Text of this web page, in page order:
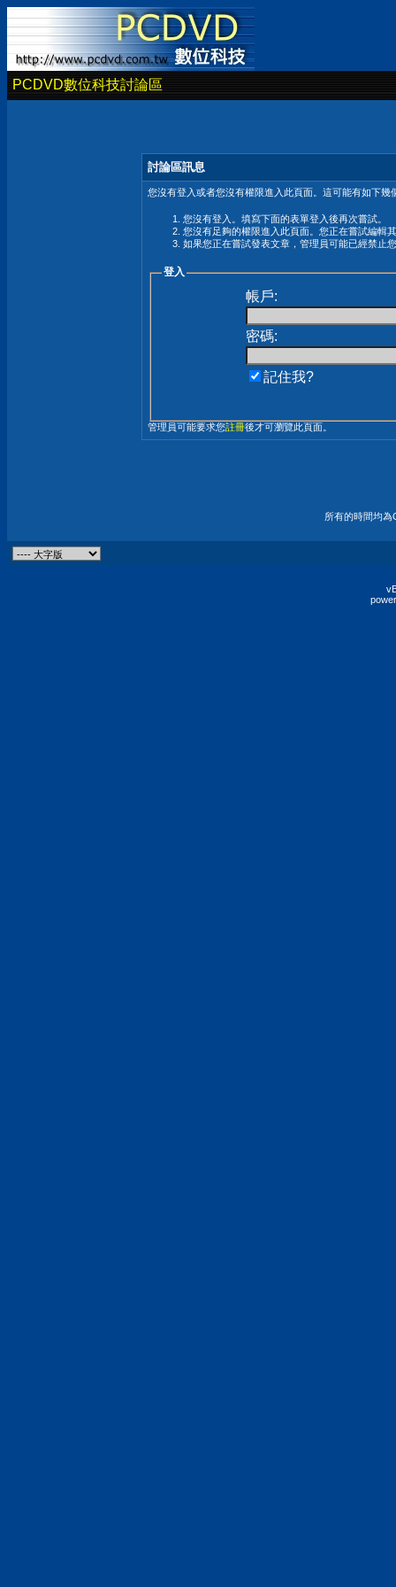
PCDVD數位科技討論區
討論區訊息
您沒有登入或者您沒有權限進入此頁面。這可能有如下幾
您沒有登入。填寫下面的表單登入後再次嘗試。
您沒有足夠的權限進入此頁面。您正在嘗試編輯
如果您正在嘗試發表文章，管理員可能已經禁止
登入
帳戶:
密碼:
記住我?
管理員可能要求您註冊後才可瀏覽此頁面。
所有的時間均為